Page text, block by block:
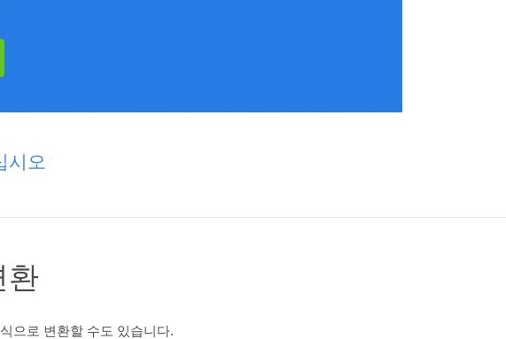
시오
환
으로 변환할 수도 있습니다.